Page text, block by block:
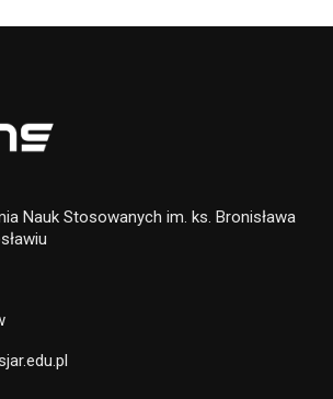
Nauk Stosowanych im. ks. Bronisława